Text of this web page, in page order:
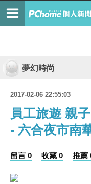
夢幻時尚
2017-02-06 22:55:03
員工旅遊 親
- 六合夜市南
留言 0 收藏 0 推薦